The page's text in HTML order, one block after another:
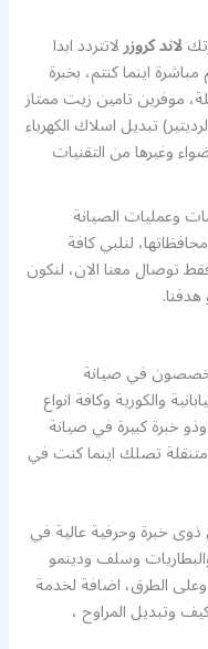
لاند كروزرلاتتردد ابدا
اينما كنتم، بخبرة
موفرين تامين زيت ممتاز
تبديل اسلاك الكهرباء
وغيرها من التقنيات
وعمليات الصيانة
لنلبي كافة
توصال معنا الان، لنكون
في صيانة
والكورية وكافة انواع
خبرة كبيرة في صيانة
تصلك اينما كنت في
خبرة وحرفية عالية في
وسلف ودينمو
وعلى الطرق، اضافة لخدمة
وتبديل المراوح ،